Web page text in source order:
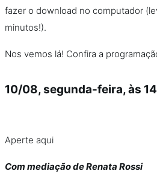
fazer o download no computador
minutos!).
Nos vemos lá! Confira a
10/08, segunda-feira, às
Aperte aqui
Com mediação de Renata Rossi